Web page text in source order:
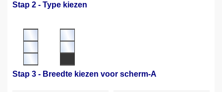
Stap 2 - Type kiezen
Stap 3 - Breedte kiezen voor scherm-A